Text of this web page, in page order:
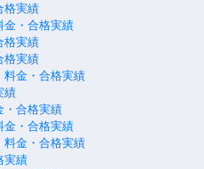
格実績
金・合格実績
格実績
格実績
料金・合格実績
績
・合格実績
金・合格実績
料金・合格実績
実績